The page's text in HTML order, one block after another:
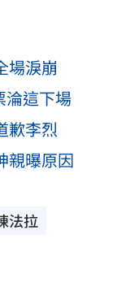
場淚崩
這下場
歉李烈
親曝原因
法拉